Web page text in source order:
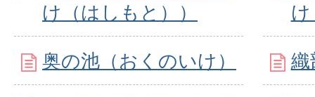
け（はしもと））
奥の池（おくのいけ） 織